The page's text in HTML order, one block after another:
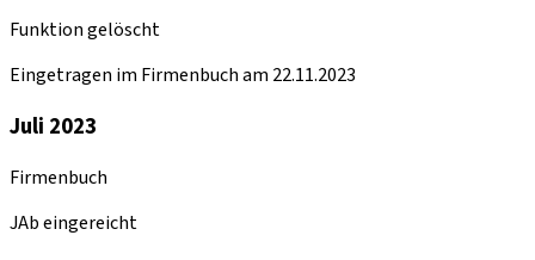
Funktion gelöscht
Eingetragen im Firmenbuch am 22.11.2023
Juli 2023
Firmenbuch
JAb eingereicht